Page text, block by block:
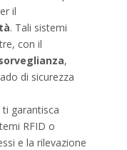
il
. Tali sistemi
con il
,
di sicurezza
ti garantisca
RFID o
e la rilevazione